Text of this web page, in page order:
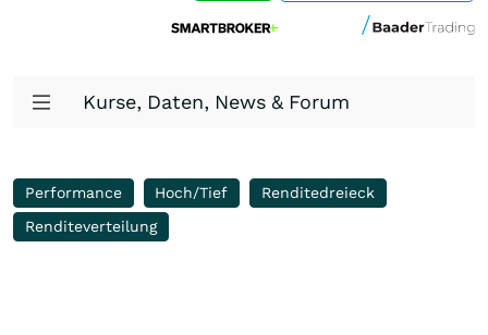
Kurse, Daten, News & Forum
Performance Hoch/Tief
Renditedreieck
Renditeverteilung